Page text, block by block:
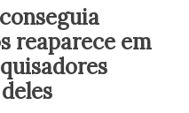
reaparece em